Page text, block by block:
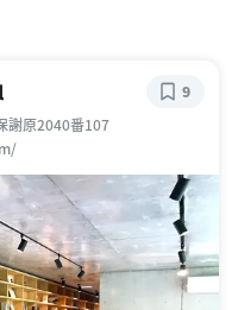
謝原2040番107
9